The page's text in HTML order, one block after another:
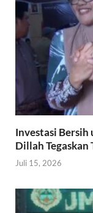
Investasi
Dillah
Juli 15, 2026